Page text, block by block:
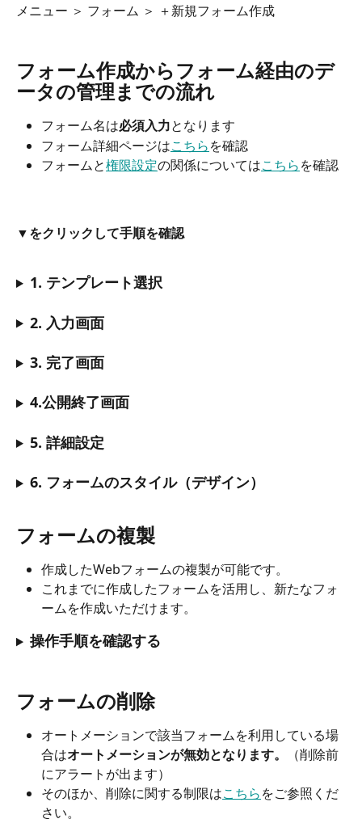
メニュー ＞ フォーム ＞ ＋新規フォーム作成
フォーム作成からフォーム経由のデ
ータの管理までの流れ
フォーム名は必須入力となります
フォーム詳細ページはこちらを確認
フォームと権限設定の関係についてはこちらを確認
▼をクリックして手順を確認
1. テンプレート選択
2. 入力画面
3. 完了画面
4.公開終了画面
5. 詳細設定
6. フォームのスタイル（デザイン）
フォームの複製
作成したWebフォームの複製が可能です。
これまでに作成したフォームを活用し、新たなフォ
ームを作成いただけます。
操作手順を確認する
フォームの削除
オートメーションで該当フォームを利用している場
合はオートメーションが無効となります。
（削除前
にアラートが出ます）
そのほか、削除に関する制限はこちらをご参照くだ
さい。